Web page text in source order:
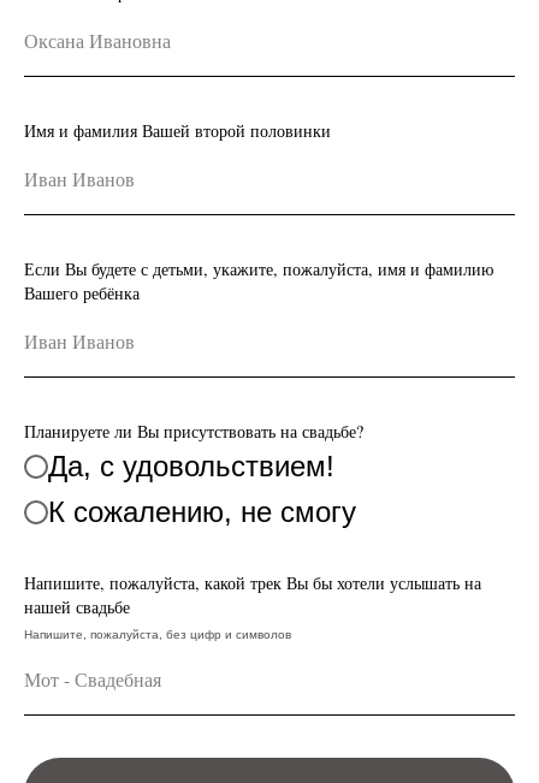
Имя и фамилия Вашей второй половинки
Если Вы будете с детьми, укажите, пожалуйста, имя и фамилию
Вашего ребёнка
Планируете ли Вы присутствовать на свадьбе?
Да, с удовольствием!
К сожалению, не смогу
Напишите, пожалуйста, какой трек Вы бы хотели услышать на
нашей свадьбе
Напишите, пожалуйста, без цифр и символов